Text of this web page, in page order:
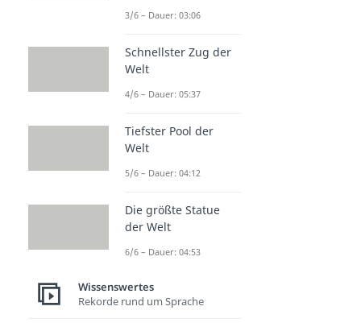
3/6 – Dauer: 03:06
Schnellster Zug der
Welt
4/6 – Dauer: 05:37
Tiefster Pool der
Welt
5/6 – Dauer: 04:12
Die größte Statue
der Welt
6/6 – Dauer: 04:53
Wissenswertes
Rekorde rund um Sprache